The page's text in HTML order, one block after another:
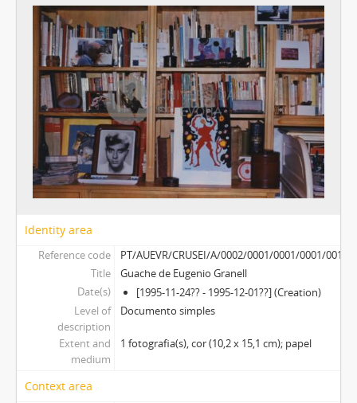
Identity area
Reference code
PT/AUEVR/CRUSEI/A/0002/0001/0001/0001/0011
Title
Guache de Eugenio Granell
Date(s)
[1995-11-24?? - 1995-12-01??] (Creation)
Level of
description
Documento simples
Extent and
medium
1 fotografia(s), cor (10,2 x 15,1 cm); papel
Context area